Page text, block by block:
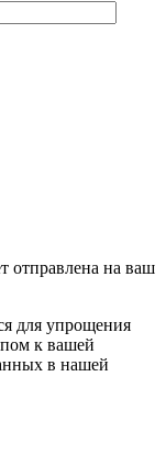
отправлена ​​на ваш
для упрощения
к вашей
в нашей